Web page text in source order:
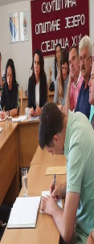
ФИНАНСИЈЕ
ПРИВРЕДА